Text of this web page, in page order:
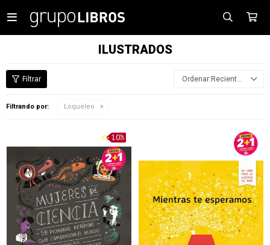

ILUSTRADOS
Recientes
Filtrando por: Loqueleo